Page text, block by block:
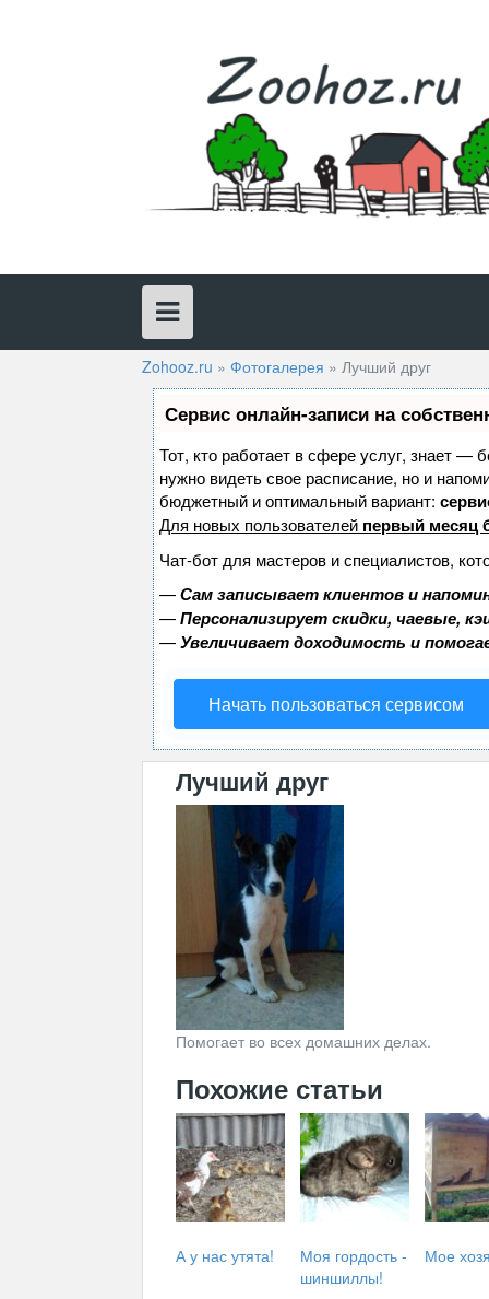
Zohooz.ru » Фотогалерея » Лучший друг
Сервис онлайн-записи на
Тот, кто работает в сфере услуг, знает —
нужно видеть свое расписание, но и
бюджетный и оптимальный вариант:
Для новых пользователей первый месяц
Чат-бот для мастеров и специалистов,
—Сам записывает клиентов и
—Персонализирует скидки, чаевые,
—Увеличивает доходимость и
Начать пользоваться сервисом
Лучший друг
Помогает во всех домашних делах.
Похожие статьи
А у нас утята!
Моя гордость -
шиншиллы!
Мое